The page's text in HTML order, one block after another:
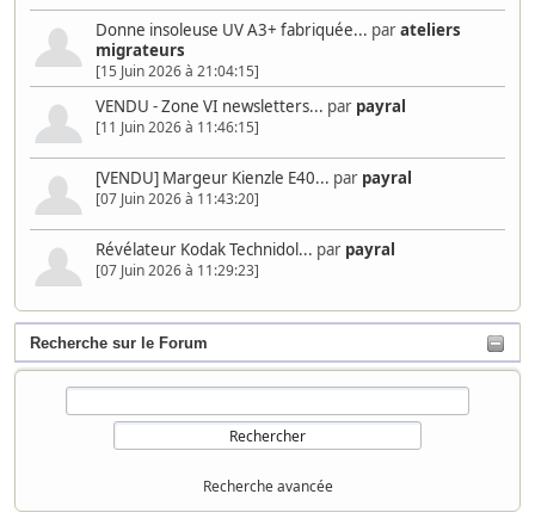
Donne insoleuse UV A3+ fabriquée... parateliers
migrateurs
[15 Juin 2026 à 21:04:15]
VENDU - Zone VI newsletters... par payral
[11 Juin 2026 à 11:46:15]
[VENDU] Margeur Kienzle E40... par payral
[07 Juin 2026 à 11:43:20]
Révélateur Kodak Technidol... par payral
[07 Juin 2026 à 11:29:23]
Recherche sur le Forum
Recherche avancée